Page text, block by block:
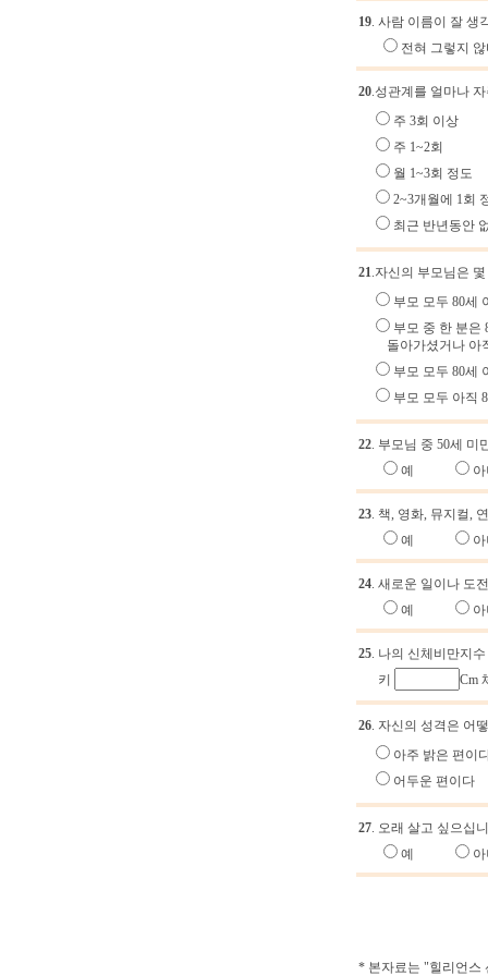
19. 사람 이름이 잘 생
전혀 그렇
20.성관계를 얼마나
주 3회 이상
주 1~2회
월 1~3회 정도
2~3개월에 1회
최근 반년동안
21.자신의 부모님은
부모 모두 80세
부모 중 한 분은
돌아가셨거나 아
부모 모두 80세
부모 모두 아직
22. 부모님 중 50세 미
예
23. 책, 영화, 뮤지컬,
예
24. 새로운 일이나 도
예
25. 나의 신체비만지수
키 Cm
26. 자신의 성격은 어
아주 밝은 편이
어두운 편이다
27. 오래 살고 싶으십
예
* 본자료는 "힐리언스